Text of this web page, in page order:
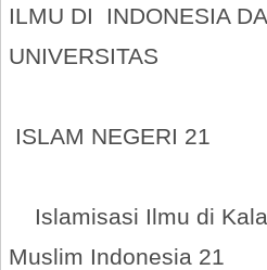
ILMU DI INDONESIA
UNIVERSITAS
ISLAM NEGERI 21
Islamisasi Ilmu di
Muslim Indonesia 21